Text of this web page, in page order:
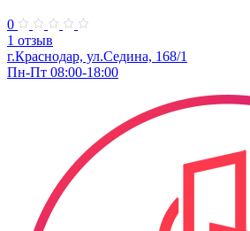
0
1 отзыв
г.Краснодар, ул.Седина, 168/1
Пн-Пт 08:00-18:00